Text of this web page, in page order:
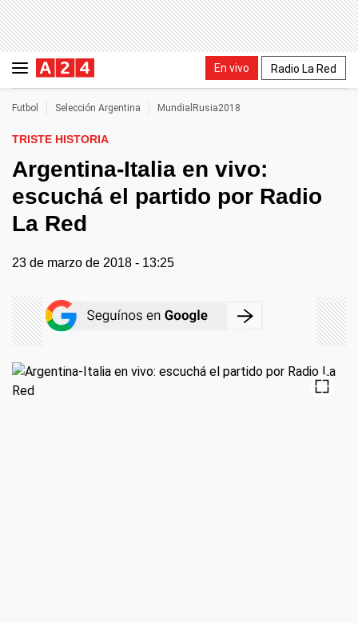
En vivo Radio La Red
Futbol Selección Argentina MundialRusia2018
TRISTE HISTORIA
Argentina-Italia en vivo:
escuchá el partido por Radio
La Red
23 de marzo de 2018 - 13:25